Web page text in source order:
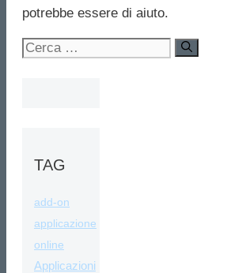
potrebbe essere di aiuto.
Ricerca
TAG
add-on
applicazione
online
Applicazioni